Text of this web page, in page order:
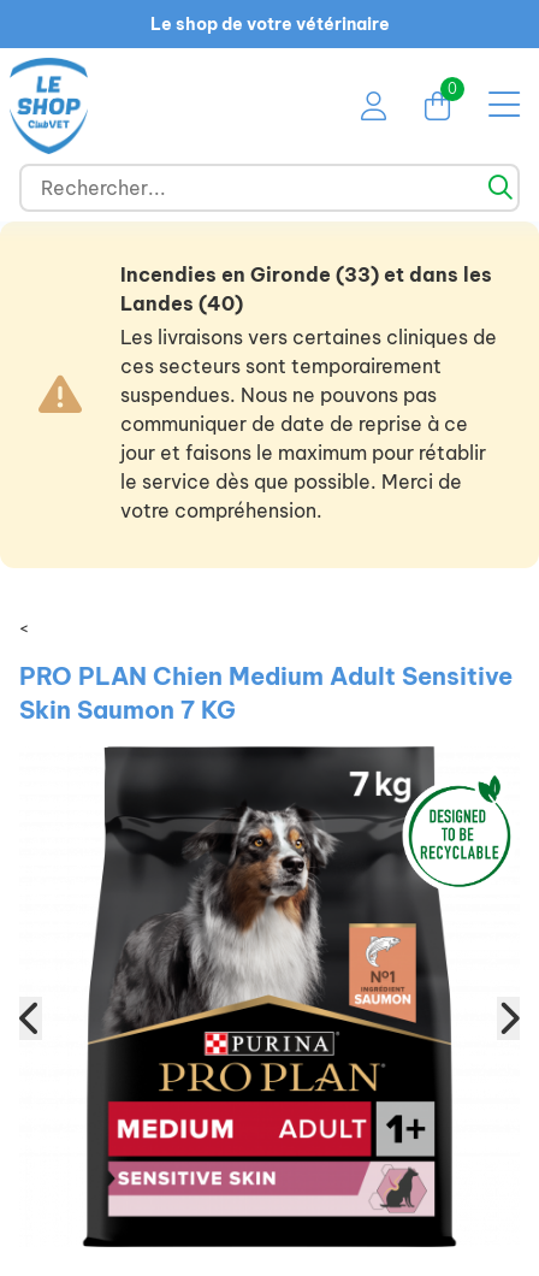
Le shop de votre vétérinaire
0
Incendies en Gironde (33) et dans les
Landes (40)
Les livraisons vers certaines cliniques de
ces secteurs sont temporairement
suspendues. Nous ne pouvons pas
communiquer de date de reprise à ce
jour et faisons le maximum pour rétablir
le service dès que possible. Merci de
votre compréhension.
<
PRO PLAN Chien Medium Adult Sensitive
Skin Saumon 7 KG